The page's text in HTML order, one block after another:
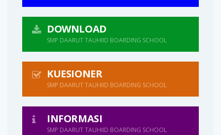
DOWNLOAD
SMP DAARUT TAUHIID BOARDING SCHOOL
KUESIONER
SMP DAARUT TAUHIID BOARDING SCHOOL
INFORMASI
SMP DAARUT TAUHIID BOARDING SCHOOL